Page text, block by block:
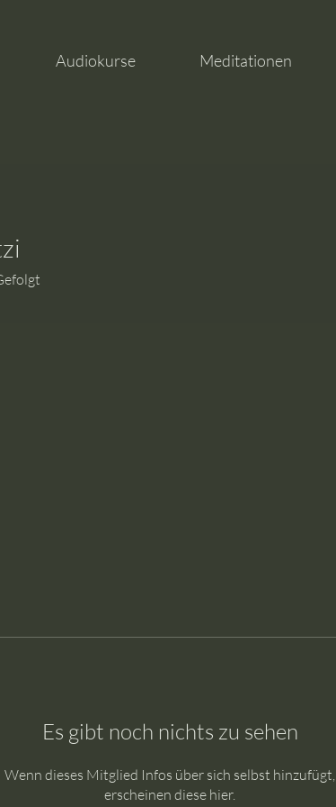
Audiokurse Meditationen
Es gibt noch nichts zu sehen
Wenn dieses Mitglied Infos über sich selbst hinzufügt,
erscheinen diese hier.